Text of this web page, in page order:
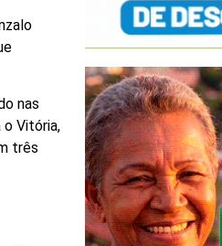
nas
Vitória,
três